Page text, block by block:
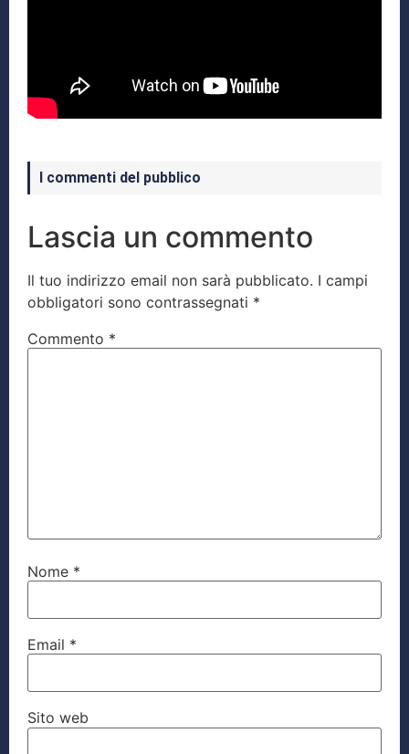
I commenti del pubblico
Lascia un commento
Il tuo indirizzo email non sarà pubblicato. I campi
obbligatori sono contrassegnati *
Commento *
Nome *
Email *
Sito web